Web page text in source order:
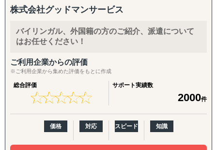
ト・チームをサポートしています。その独自に設計された
アトラスのプラットフォームは、エンド・ツー・エンドの
EORソリューション、セルフサービス機能、リアルタイム
インサイトを提供し、ビジネスの成果向上をサポートしま
す。
株式会社グッドマンサービス
バイリンガル、外国籍の方のご紹介、派遣について
はお任せください！
ご利用企業からの評価
※ご利用企業から集めた評価をもとに作成
総合評価
★★★★★
★★★★★
サポート実績数
2000件
価格 対応 スピード 知識